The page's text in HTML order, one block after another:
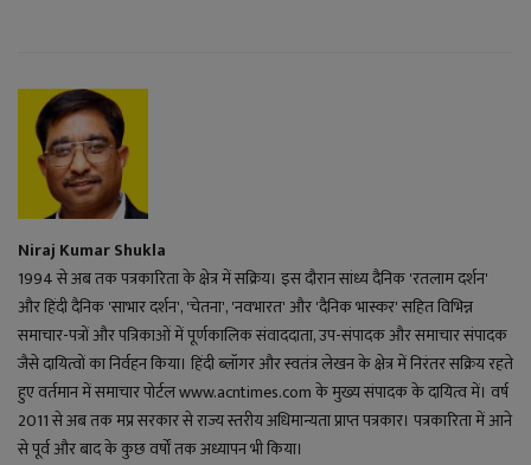
Niraj Kumar Shukla
1994 से अब तक पत्रकारिता के क्षेत्र में सक्रिय। इस दौरान सांध्य दैनिक 'रतलाम दर्शन'
और हिंदी दैनिक 'साभार दर्शन', 'चेतना', 'नवभारत' और 'दैनिक भास्कर' सहित विभिन्न
समाचार-पत्रों और पत्रिकाओं में पूर्णकालिक संवाददाता, उप-संपादक और समाचार संपादक
जैसे दायित्वों का निर्वहन किया। हिंदी ब्लॉगर और स्वतंत्र लेखन के क्षेत्र में निरंतर सक्रिय रहते
हुए वर्तमान में समाचार पोर्टल www.acntimes.com के मुख्य संपादक के दायित्व में। वर्ष
2011 से अब तक मप्र सरकार से राज्य स्तरीय अधिमान्यता प्राप्त पत्रकार। पत्रकारिता में आने
से पूर्व और बाद के कुछ वर्षों तक अध्यापन भी किया।